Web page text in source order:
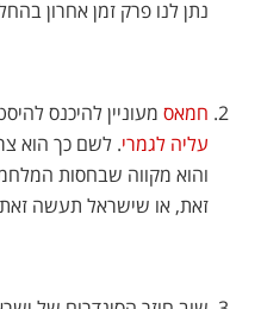
נתן לנו פרק זמן אחרון
חמאס מעוניין להיכנס
עליה לגמרי. לשם כך הוא
והוא מקווה שבחסות
זאת, או שישראל תעשה זאת